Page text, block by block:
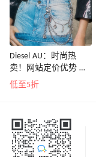
Diesel AU：时尚热
卖！网站定价优势 入
手包袋、服饰等
低至5折